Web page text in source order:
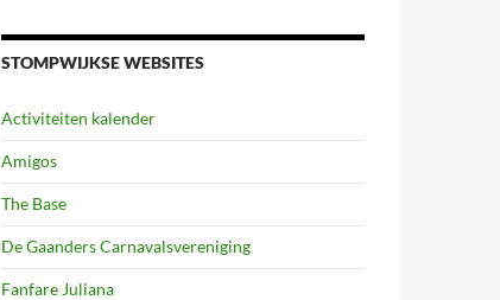
STOMPWIJKSE WEBSITES
Activiteiten kalender
Amigos
The Base
De Gaanders Carnavalsvereniging
Fanfare Juliana